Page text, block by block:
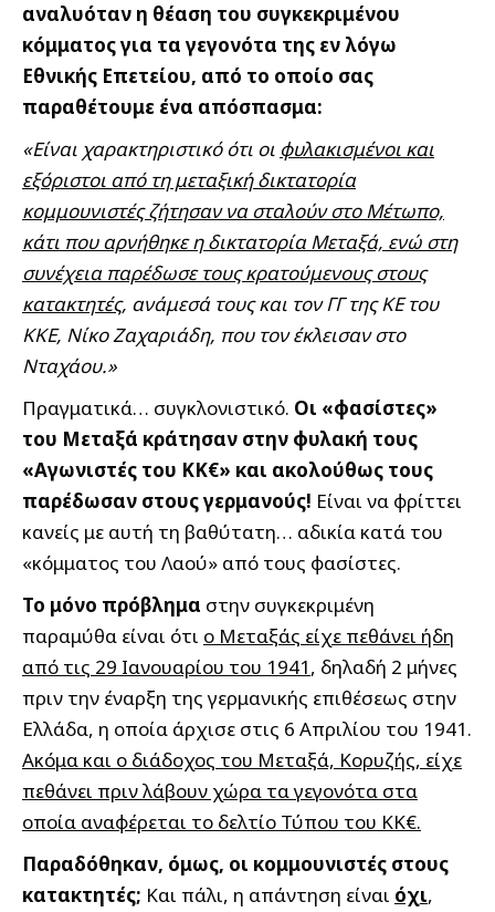
αναλυόταν η θέαση του συγκεκριμένου
κόμματος για τα γεγονότα της εν λόγω
Εθνικής Επετείου, από το οποίο σας
παραθέτουμε ένα απόσπασμα:
«Είναι χαρακτηριστικό ότι οι φυλακισμένοι και
εξόριστοι από τη μεταξική δικτατορία
κομμουνιστές ζήτησαν να σταλούν στο Μέτωπο,
κάτι που αρνήθηκε η δικτατορία Μεταξά, ενώ στη
συνέχεια παρέδωσε τους κρατούμενους στους
κατακτητές, ανάμεσά τους και τον ΓΓ της ΚΕ του
ΚΚΕ, Νίκο Ζαχαριάδη, που τον έκλεισαν στο
Νταχάου.»
Πραγματικά… συγκλονιστικό. Οι «φασίστες»
του Μεταξά κράτησαν στην φυλακή τους
«Αγωνιστές του ΚΚ€» και ακολούθως τους
παρέδωσαν στους γερμανούς! Είναι να φρίττει
κανείς με αυτή τη βαθύτατη… αδικία κατά του
«κόμματος του Λαού» από τους φασίστες.
Το μόνο πρόβλημα στην συγκεκριμένη
παραμύθα είναι ότι ο Μεταξάς είχε πεθάνει ήδη
από τις 29 Ιανουαρίου του 1941, δηλαδή 2 μήνες
πριν την έναρξη της γερμανικής επιθέσεως στην
Ελλάδα, η οποία άρχισε στις 6 Απριλίου του 1941.
Ακόμα και ο διάδοχος του Μεταξά, Κορυζής, είχε
πεθάνει πριν λάβουν χώρα τα γεγονότα στα
οποία αναφέρεται το δελτίο Τύπου του ΚΚ€.
Παραδόθηκαν, όμως, οι κομμουνιστές στους
κατακτητές; Και πάλι, η απάντηση είναι όχι,